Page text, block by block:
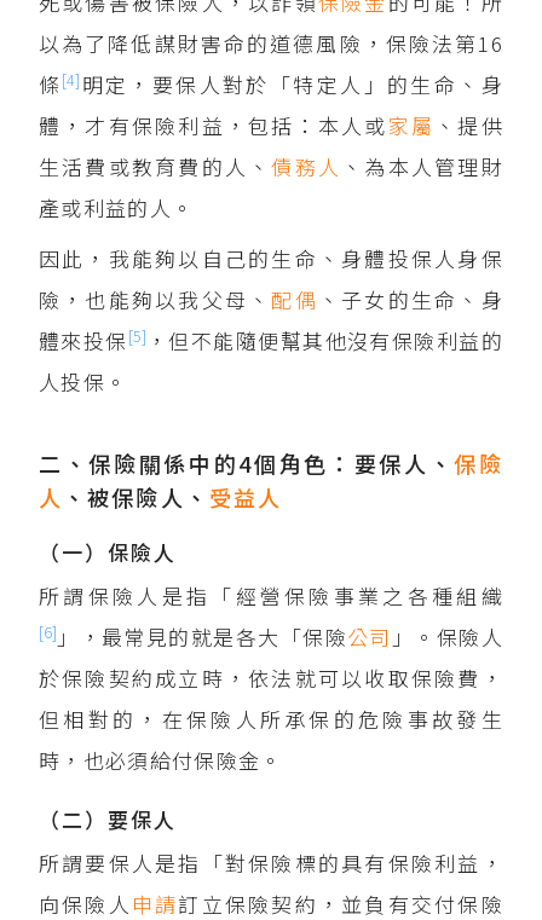
以為了降低謀財害命的道德風險，保險法第16
條 [4] 明定，要保人對於「特定人」的生命、身
體，才有保險利益，包括：本人或家屬 、提供
生活費或教育費的人、債務人 、為本人管理財
產或利益的人。
因此，我能夠以自己的生命、身體投保人身保
險，也能夠以我父母、配偶 、子女的生命、身
體來投保 [5] ，但不能隨便幫其他沒有保險利益的
人投保。
二、保險關係中的4個角色：要保人、保險
人 、被保險人、 受益人
（一）保險人
所謂保險人是指「經營保險事業之各種組織
[6] 」，最常見的就是各大「保險公司 」。保險人
於保險契約成立時，依法就可以收取保險費，
但相對的，在保險人所承保的危險事故發生
時，也必須給付保險金。
（二）要保人
所謂要保人是指「對保險標的具有保險利益，
向保險人 申請訂立保險契約，並負有交付保險